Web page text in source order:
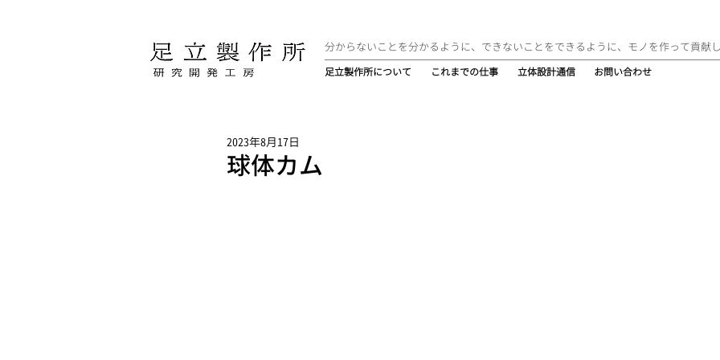
分からないことを分かるように、できないことをできるように、モノを作って貢献
足立製作所について これまでの仕事 立体設計通信 お問い合わせ
球体カム
2023年8月17日